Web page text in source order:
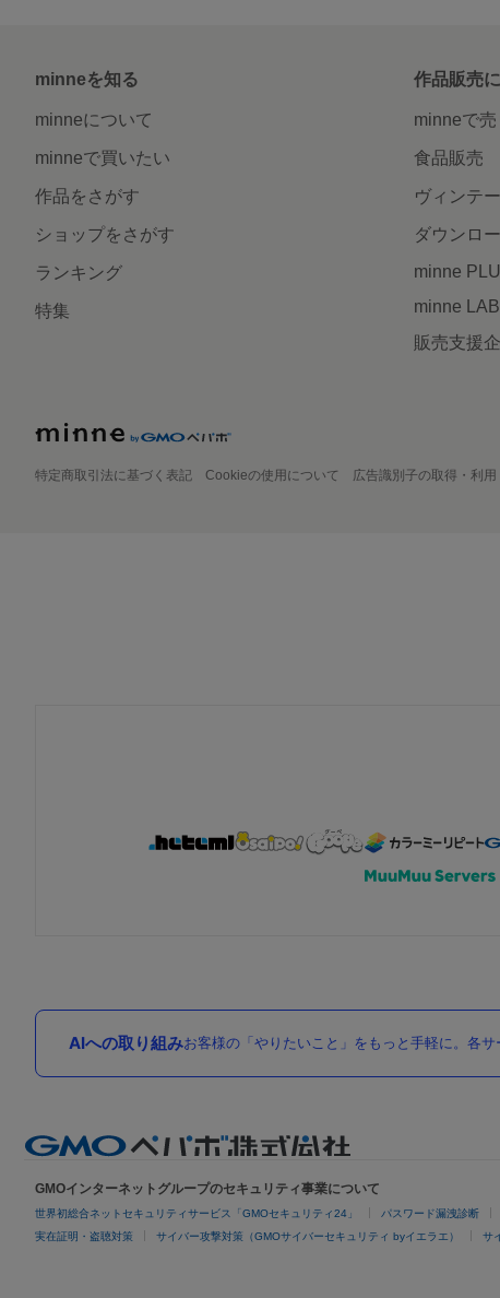
minneを知る
minneについて
minneで買いたい
作品をさがす
ショップをさがす
ランキング
特集
作品販売
minneで
食品販売
ヴィンテ
ダウンロ
minne
minne LAB
販売支援
特定商取引法に基づく表記 Cookieの使用について 広告識別子の取得・利用
AIへの取り組みお客様の「やりたいこと」をもっと手軽に。各
GMOインターネットグループのセキュリティ事業について
世界初総合ネットセキュリティサービス「GMOセキュリティ24」 パスワード漏洩診断
実在証明・盗聴対策 サイバー攻撃対策（GMOサイバーセキュリティ byイエラエ） サ